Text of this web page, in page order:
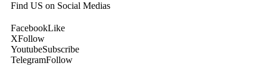
Find US on Social Medias
FacebookLike
XFollow
YoutubeSubscribe
TelegramFollow